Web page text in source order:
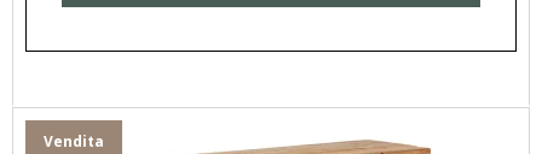
Vendita